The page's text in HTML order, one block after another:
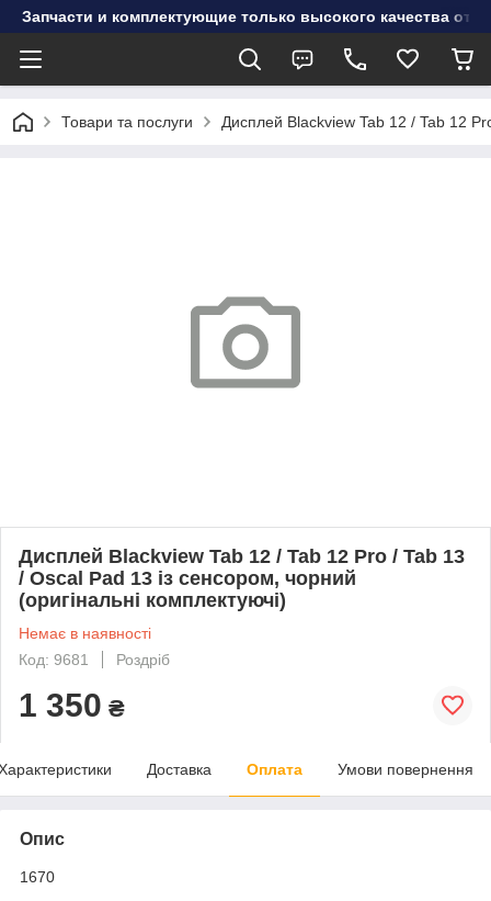
Запчасти и комплектующие только высокого качества от
Товари та послуги Дисплей Blackview Tab 12 / Tab 12
Дисплей Blackview Tab 12 / Tab 12 Pro / Tab 13
/ Oscal Pad 13 із сенсором, чорний
(оригінальні комплектуючі)
Немає в наявності
Код: 9681
Роздріб
1 350 ₴
Доставка Оплата Умови повернення
Опис
1670